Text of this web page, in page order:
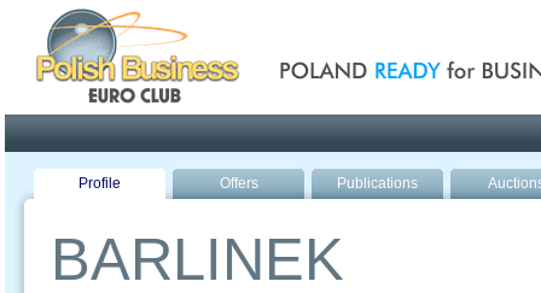
Profile Offers Publications
BARLINEK